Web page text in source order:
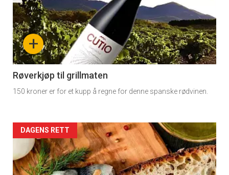
×
Få ukentlige nyhetsbrev fra
Apéritif
detail
-
section
11
Dagens
rett
2
+
Røverkjøp til grillmaten
150 kroner er for et kupp å regne for denne spanske rødvinen.
Artikler
detail
DAGENS RETT